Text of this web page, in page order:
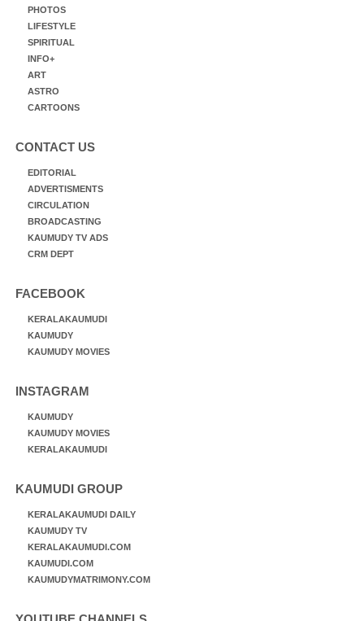
PHOTOS
LIFESTYLE
SPIRITUAL
INFO+
ART
ASTRO
CARTOONS
CONTACT US
EDITORIAL
ADVERTISMENTS
CIRCULATION
BROADCASTING
KAUMUDY TV ADS
CRM DEPT
FACEBOOK
KERALAKAUMUDI
KAUMUDY
KAUMUDY MOVIES
INSTAGRAM
KAUMUDY
KAUMUDY MOVIES
KERALAKAUMUDI
KAUMUDI GROUP
KERALAKAUMUDI DAILY
KAUMUDY TV
KERALAKAUMUDI.COM
KAUMUDI.COM
KAUMUDYMATRIMONY.COM